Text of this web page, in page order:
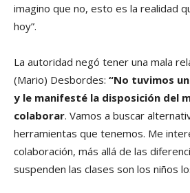
imagino que no, esto es la realidad
hoy”.
La autoridad negó tener una mala
(Mario) Desbordes: “No tuvimos
y le manifesté la disposición del
colaborar. Vamos a buscar
herramientas que tenemos. Me
colaboración, más allá de las
suspenden las clases son los niños